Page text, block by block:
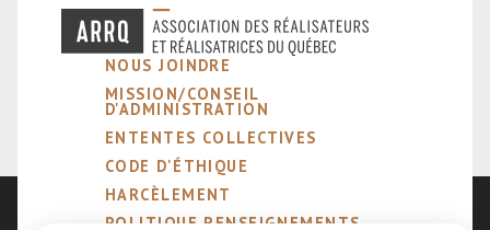
NOUS JOINDRE
MISSION/CONSEIL
D'ADMINISTRATION
ENTENTES COLLECTIVES
CODE D'ÉTHIQUE
HARCÈLEMENT
POLITIQUE RENSEIGNEMENTS